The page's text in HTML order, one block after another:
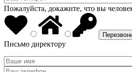
Пожалуйста, докажите, что вы
Письмо директору